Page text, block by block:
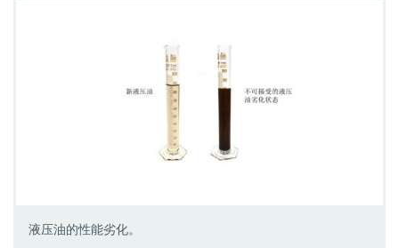
液压油的性能劣化。